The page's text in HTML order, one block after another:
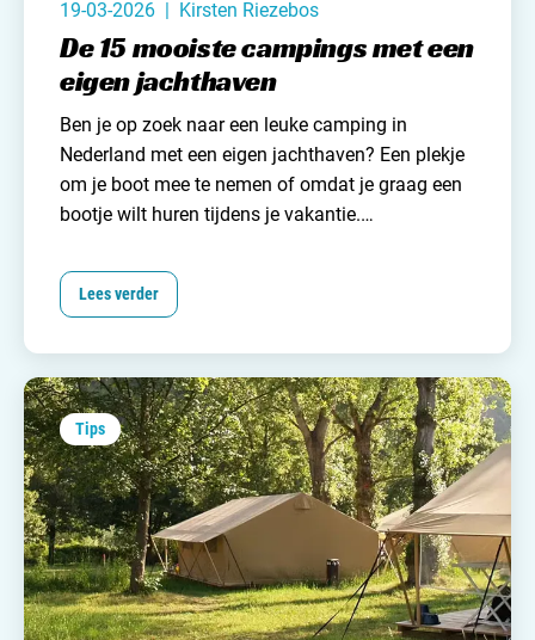
19-03-2026 | Kirsten Riezebos
De 15 mooiste campings met een
eigen jachthaven
Ben je op zoek naar een leuke camping in
Nederland met een eigen jachthaven? Een plekje
om je boot mee te nemen of omdat je graag een
bootje wilt huren tijdens je vakantie.
gevonden met ligplaats voor je boot en/of
bootverhuur. Ervaar de vrijheid van het varen op
hieronder snel verder!
Lees verder
Tips